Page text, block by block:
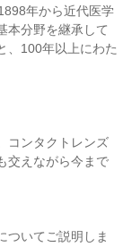
年から近代医学
本分野を継承して
、100年以上にわた
コンタクトレンズ
交えながら今まで
ついてご説明しま